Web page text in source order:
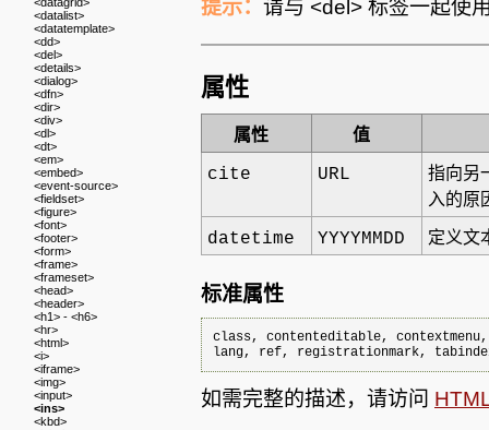
<datalist>
<datatemplate>
<dd>
<del>
<details>
<dialog>
<dfn>
<dir>
<div>
<dl>
<dt>
<em>
<embed>
<event-source>
<fieldset>
<figure>
<font>
<footer>
<form>
<frame>
<frameset>
<head>
<header>
<h1> - <h6>
<hr>
<html>
<i>
<iframe>
<img>
<input>
<ins>
<kbd>
提示： 请与 <del> 标签一起使
属性
属性
值
cite
URL
指向另
入的原
datetime
YYYYMMDD 定义文
标准属性
class, contenteditable,
lang, ref, registrationmark,
如需完整的描述，请访问